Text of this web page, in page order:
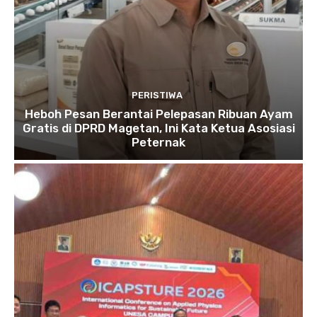
PERISTIWA
Heboh Pesan Berantai Pelepasan Ribuan Ayam
Gratis di DPRD Magetan, Ini Kata Ketua Asosiasi
Peternak